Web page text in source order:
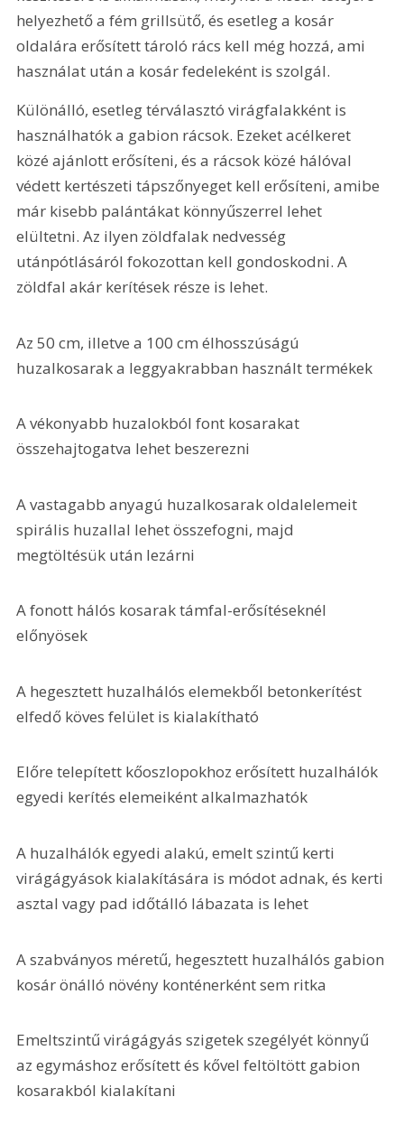
helyezhető a fém grillsütő, és esetleg a kosár
oldalára erősített tároló rács kell még hozzá, ami
használat után a kosár fedeleként is szolgál.
Különálló, esetleg térválasztó virágfalakként is
használhatók a gabion rácsok. Ezeket acélkeret
közé ajánlott erősíteni, és a rácsok közé hálóval
védett kertészeti tápszőnyeget kell erősíteni, amibe
már kisebb palántákat könnyűszerrel lehet
elültetni. Az ilyen zöldfalak nedvesség
utánpótlásáról fokozottan kell gondoskodni. A
zöldfal akár kerítések része is lehet.
Az 50 cm, illetve a 100 cm élhosszúságú
huzalkosarak a leggyakrabban használt termékek
A vékonyabb huzalokból font kosarakat
összehajtogatva lehet beszerezni
A vastagabb anyagú huzalkosarak oldalelemeit
spirális huzallal lehet összefogni, majd
megtöltésük után lezárni
A fonott hálós kosarak támfal-erősítéseknél
előnyösek
A hegesztett huzalhálós elemekből betonkerítést
elfedő köves felület is kialakítható
Előre telepített kőoszlopokhoz erősített huzalhálók
egyedi kerítés elemeiként alkalmazhatók
A huzalhálók egyedi alakú, emelt szintű kerti
virágágyások kialakítására is módot adnak, és kerti
asztal vagy pad időtálló lábazata is lehet
A szabványos méretű, hegesztett huzalhálós gabion
kosár önálló növény konténerként sem ritka
Emeltszintű virágágyás szigetek szegélyét könnyű
az egymáshoz erősített és kővel feltöltött gabion
kosarakból kialakítani